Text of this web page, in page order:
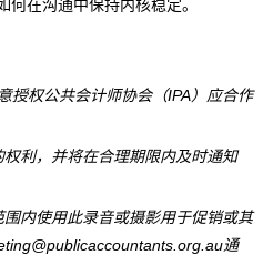
在沟通中保持内核稳定。
授权公共会计师协会（IPA）应合作
利，并将在合理期限内及时通知
内使用此录音或摄影用于促销或其
通